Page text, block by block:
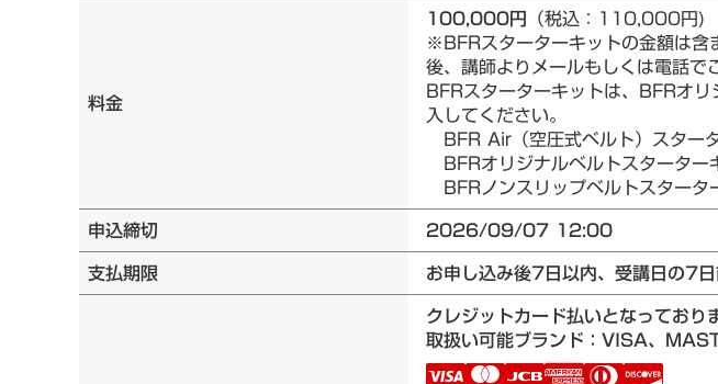
料金
100,000円 （税込：110,000円)
※BFRスターターキットの金額は含
後、講師よりメールもしくは電話で
BFRスターターキットは、BFRオ
入してください。
BFR Air（空圧式ベルト）スタ
BFRオリジナルベルトスタータ
BFRノンスリップベルトスター
申込締切
2026/09/07 12:00
支払期限
お申し込み後7日以内、受講日の7
クレジットカード払いとなっており
取扱い可能ブランド：VISA、